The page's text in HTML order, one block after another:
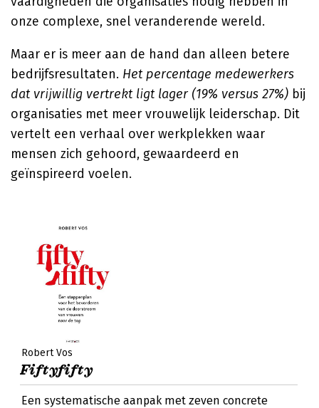
onze complexe, snel veranderende wereld.
Maar er is meer aan de hand dan alleen betere
bedrijfsresultaten. Het percentage medewerkers
dat vrijwillig vertrekt ligt lager (19% versus 27%) bij
organisaties met meer vrouwelijk leiderschap. Dit
vertelt een verhaal over werkplekken waar
mensen zich gehoord, gewaardeerd en
geïnspireerd voelen.
Robert Vos
Fiftyfifty
Een systematische aanpak met zeven concrete